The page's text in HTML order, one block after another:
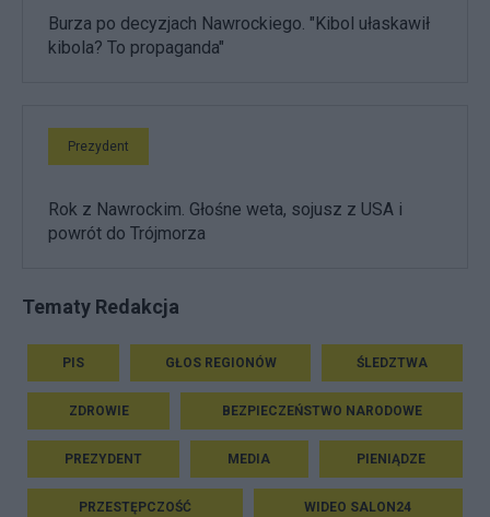
Burza po decyzjach Nawrockiego. "Kibol ułaskawił
kibola? To propaganda"
Prezydent
Rok z Nawrockim. Głośne weta, sojusz z USA i
powrót do Trójmorza
Tematy Redakcja
PIS GŁOS REGIONÓW ŚLEDZTWA
ZDROWIE BEZPIECZEŃSTWO NARODOWE
PREZYDENT MEDIA PIENIĄDZE
PRZESTĘPCZOŚĆ WIDEO SALON24